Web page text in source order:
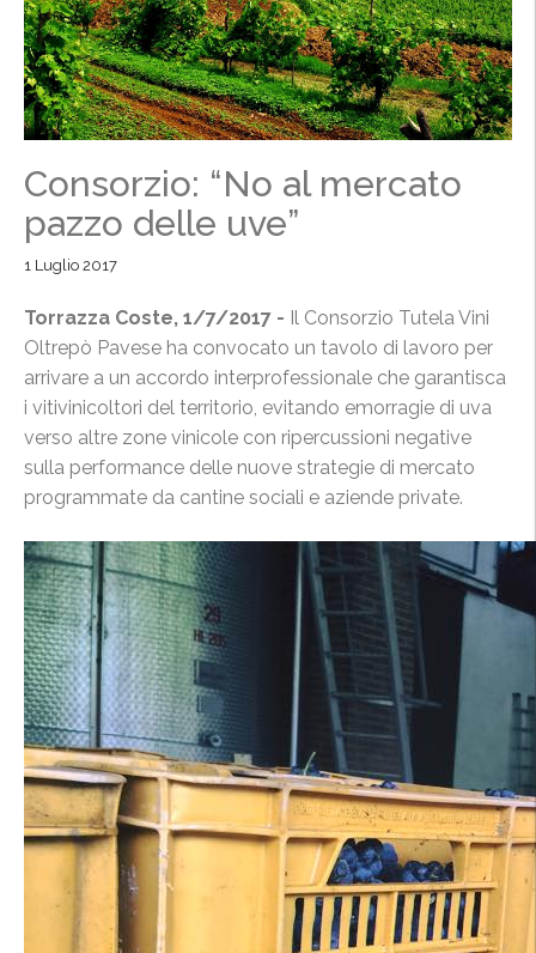
Consorzio: “No al mercato
pazzo delle uve”
1 Luglio 2017
Torrazza Coste, 1/7/2017 - Il Consorzio Tutela Vini
Oltrepò Pavese ha convocato un tavolo di lavoro per
arrivare a un accordo interprofessionale che garantisca
i vitivinicoltori del territorio, evitando emorragie di uva
verso altre zone vinicole con ripercussioni negative
sulla performance delle nuove strategie di mercato
programmate da cantine sociali e aziende private.